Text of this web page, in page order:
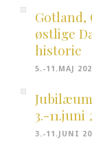
Gotland,
østlige
historie
5.-11.MAJ
3.-11.juni
3.-11.JUNI